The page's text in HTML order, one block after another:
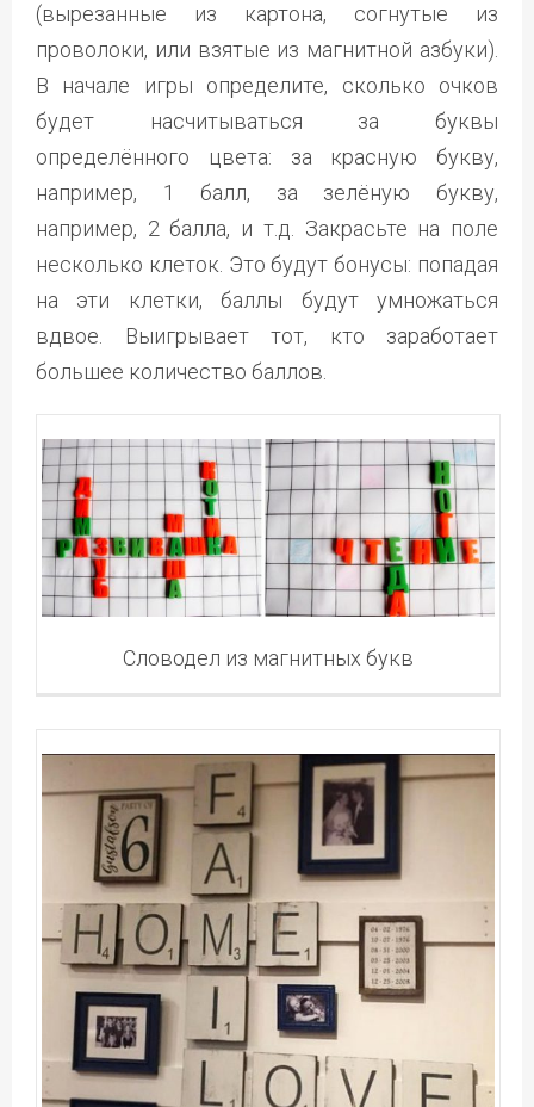
(вырезанные из картона, согнутые из
проволоки, или взятые из магнитной азбуки).
В начале игры определите, сколько очков
будет насчитываться за буквы
определённого цвета: за красную букву,
например, 1 балл, за зелёную букву,
например, 2 балла, и т.д. Закрасьте на поле
несколько клеток. Это будут бонусы: попадая
на эти клетки, баллы будут умножаться
вдвое. Выигрывает тот, кто заработает
большее количество баллов.
Словодел из магнитных букв